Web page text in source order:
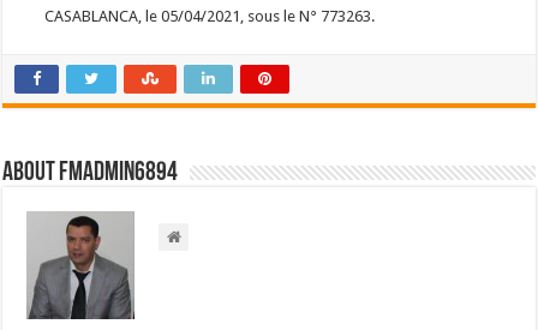
CASABLANCA, le 05/04/2021, sous le N° 773263.
About FMadmin6894